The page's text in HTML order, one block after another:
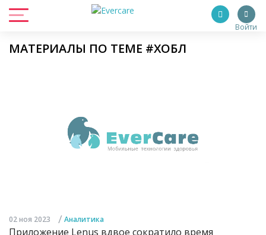
Войти
МАТЕРИАЛЫ ПО ТЕМЕ #ХОБЛ
02 ноя 2023 / Аналитика
Приложение Lenus вдвое сократило время